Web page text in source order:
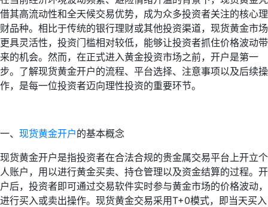
借其高流动性和全天候交易优势，成为众多投资者关注的核心理
财品种。相比于传统的银行理财或其他投资渠道，现货黄金市场
更具灵活性，投资门槛相对较低，能够让投资者抓住价格波动带
来的机会。然而，在正式进入黄金投资市场之前，开户是第一
步。了解现货黄金开户的流程、平台选择、注意事项以及后续操
作，是每一位投资者迈向理性投资的重要环节。
一、 现货黄金开户的基本概念
现货黄金开户是指投资者在合法合规的贵金属交易平台上开立个
人账户，用以进行黄金买卖、持仓管理以及资金结算的过程。开
户后，投资者即可通过交易软件实时参与黄金市场的价格波动，
进行买入或卖出操作。现货黄金交易采用T+0模式，即当天买入